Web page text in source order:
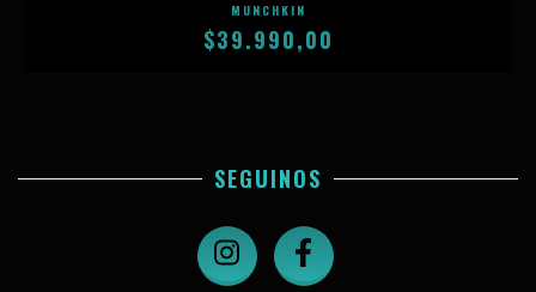
MUNCHKIN
$39.990,00
SEGUINOS